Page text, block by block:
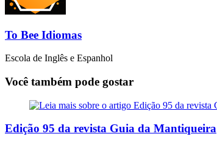
To Bee Idiomas
Escola de Inglês e Espanhol
Você também pode gostar
Edição 95 da revista Guia da Mantiqueira